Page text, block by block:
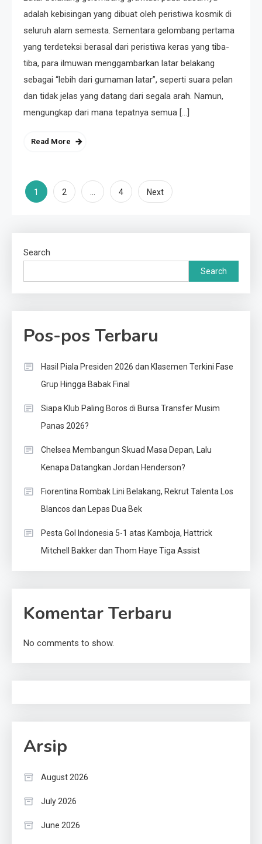
adalah kebisingan yang dibuat oleh peristiwa kosmik di
seluruh alam semesta. Sementara gelombang pertama
yang terdeteksi berasal dari peristiwa keras yang tiba-
tiba, para ilmuwan menggambarkan latar belakang
sebagai “lebih dari gumaman latar”, seperti suara pelan
dan tidak jelas yang datang dari segala arah. Namun,
mengungkap dari mana tepatnya semua […]
Read More
Posts
1 2 … 4 Next
Search
Search
Pos-pos Terbaru
Hasil Piala Presiden 2026 dan Klasemen Terkini Fase
Grup Hingga Babak Final
Siapa Klub Paling Boros di Bursa Transfer Musim
Panas 2026?
Chelsea Membangun Skuad Masa Depan, Lalu
Kenapa Datangkan Jordan Henderson?
Fiorentina Rombak Lini Belakang, Rekrut Talenta Los
Blancos dan Lepas Dua Bek
Pesta Gol Indonesia 5-1 atas Kamboja, Hattrick
Mitchell Bakker dan Thom Haye Tiga Assist
Komentar Terbaru
No comments to show.
Arsip
August 2026
July 2026
June 2026